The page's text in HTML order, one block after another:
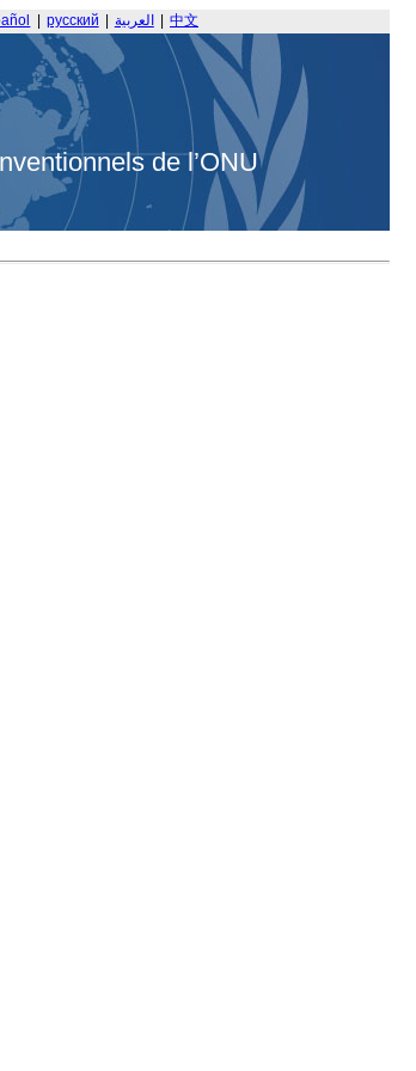
русский العربية 中文
de l’ONU